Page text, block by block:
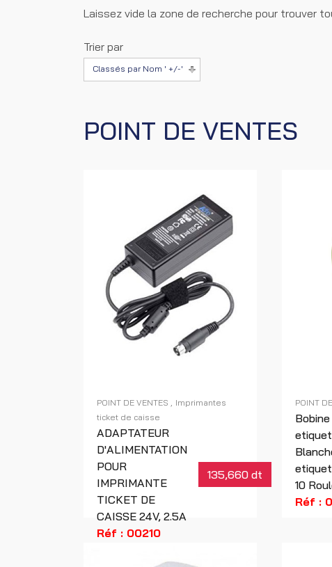
Laissez vide la zone de recherche pour trouver
Trier par
Classés par Nom ' +/-'
POINT DE VENTES
POINT DE VENTES
Imprimantes
ticket de caisse
ADAPTATEUR
D'ALIMENTATION
POUR
IMPRIMANTE
TICKET DE
CAISSE 24V, 2.5A
135,660 dt
Réf : 00210
POINT
Bobine
10
Réf :